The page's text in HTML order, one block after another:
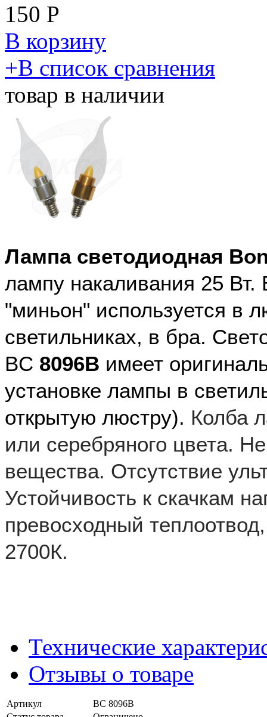
150 Р
В корзину
​+В список сравнения
товар в наличии
Лампа светодиодная
лампу накаливания 25
"миньон" используется в
светильниках, в бра.
BC 8096B имеет
установке лампы в
открытую люстру). Колба
или серебряного цвета.
вещества. Отсутствие
Устойчивость к скачкам
превосходный
2700К.
Технические
Отзывы о товаре
Артикул
BC 8096B